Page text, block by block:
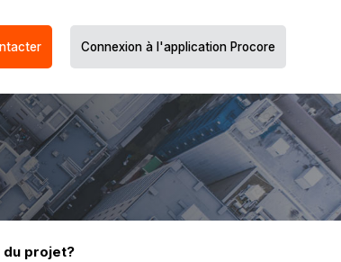
Connexion à l'application Procore
du projet?